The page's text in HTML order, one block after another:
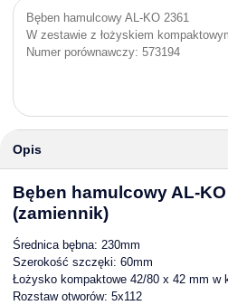
Bęben hamulcowy AL-KO 2361
W zestawie z łożyskiem
Numer porównawczy: 573194
Opis
Bęben hamulcowy AL-
(zamiennik)
Średnica bębna: 230mm
Szerokość szczęki: 60mm
Łożysko kompaktowe 42/80 x 42 mm w
Rozstaw otworów: 5x112